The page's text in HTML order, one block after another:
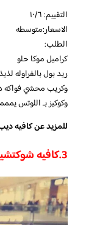
التقييم: ١٠/٦
الاسعار:متوسطه
الطلب:
كراميل موكا حلو
ريد بول بالفراوله
وكريب محشي
وكوكيز بـ اللوتس
للمزيد عن كافيه
3.كافيه